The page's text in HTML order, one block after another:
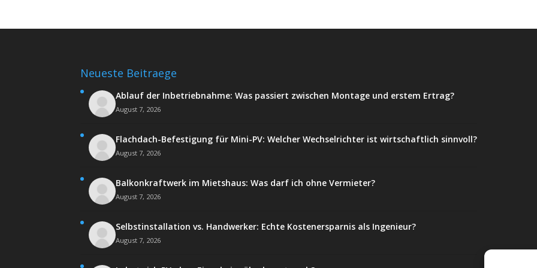
Neueste Beitraege
Ablauf der Inbetriebnahme: Was passiert zwischen Montage und erstem Ertrag?
August 7, 2026
Flachdach-Befestigung für Mini-PV: Welcher Wechselrichter ist wirtschaftlich sinnvoll?
August 7, 2026
Balkonkraftwerk im Mietshaus: Was darf ich ohne Vermieter?
August 7, 2026
Selbstinstallation vs. Handwerker: Echte Kostenersparnis als Ingenieur?
August 7, 2026